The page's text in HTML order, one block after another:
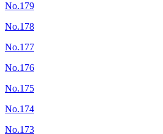
No.179
No.178
No.177
No.176
No.175
No.174
No.173